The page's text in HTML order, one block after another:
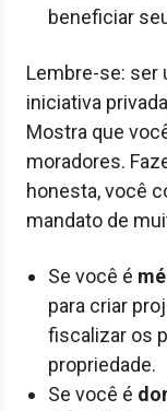
beneficiar
Lembre-se: ser
iniciativa
Mostra que
moradores.
honesta, você
mandato de
Se você é
para criar
fiscalizar os
propriedade.
Se você é